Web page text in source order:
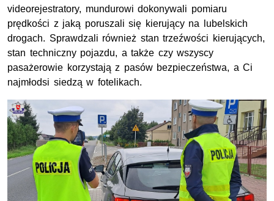
videorejestratory, mundurowi dokonywali pomiaru
prędkości z jaką poruszali się kierujący na lubelskich
drogach. Sprawdzali również stan trzeźwości kierujących,
stan techniczny pojazdu, a także czy wszyscy
pasażerowie korzystają z pasów bezpieczeństwa, a Ci
najmłodsi siedzą w fotelikach.